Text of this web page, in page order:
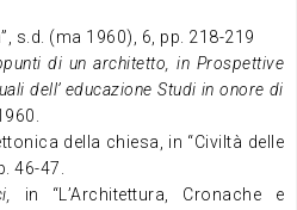
s.d. (ma 1960), 6, pp. 218-219
di un architetto, in Prospettive
dell’ educazione Studi in onore di
della chiesa, in “Civiltà delle
46-47.
in “L’Architettura, Cronache e